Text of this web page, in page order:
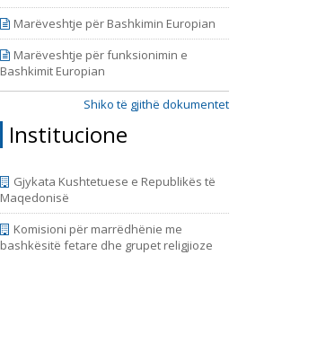
Marëveshtje për Bashkimin Europian
Marëveshtje për funksionimin e
Bashkimit Europian
Shiko të gjithë dokumentet
Institucione
Gjykata Kushtetuese e Republikës të
Maqedonisë
Komisioni për marrëdhënie me
bashkësitë fetare dhe grupet religjioze